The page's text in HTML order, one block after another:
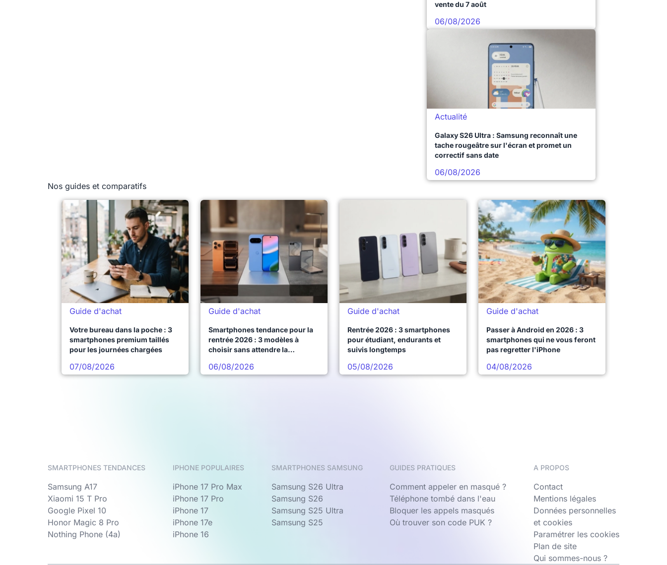
vente du 7 août
06/08/2026
Actualité
Galaxy S26 Ultra : Samsung reconnaît une
tache rougeâtre sur l'écran et promet un
correctif sans date
06/08/2026
Nos guides et comparatifs
Guide d'achat
Votre bureau dans la poche : 3
smartphones premium taillés
pour les journées chargées
07/08/2026
Guide d'achat
Smartphones tendance pour la
rentrée 2026 : 3 modèles à
choisir sans attendre la
06/08/2026
Guide d'achat
Rentrée 2026 : 3 smartphones
pour étudiant, endurants et
suivis longtemps
05/08/2026
Guide d'achat
Passer à Android en 2026 : 3
smartphones qui ne vous feront
pas regretter l'iPhone
04/08/2026
SMARTPHONES TENDANCES
Samsung A17
Xiaomi 15 T Pro
Google Pixel 10
Honor Magic 8 Pro
Nothing Phone (4a)
IPHONE POPULAIRES
iPhone 17 Pro Max
iPhone 17 Pro
iPhone 17
iPhone 17e
iPhone 16
SMARTPHONES SAMSUNG
Samsung S26 Ultra
Samsung S26
Samsung S25 Ultra
Samsung S25
GUIDES PRATIQUES
Comment appeler en masqué ?
Téléphone tombé dans l'eau
Bloquer les appels masqués
Où trouver son code PUK ?
A PROPOS
Contact
Mentions légales
Données personnelles
et cookies
Paramétrer les cookies
Plan de site
Qui sommes-nous ?